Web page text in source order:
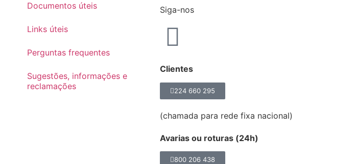
Documentos úteis
Links úteis
Perguntas frequentes
Sugestões, informações e
reclamações
Siga-nos
Clientes
224 660 295
(chamada para rede fixa nacional)
Avarias ou roturas (24h)
800 206 438